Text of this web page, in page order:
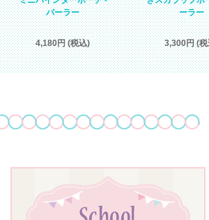
パーラー
4,180円 (税込)
ーラー
3,300円 (